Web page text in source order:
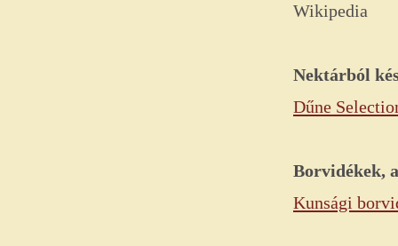
Wikipedia
Nektárból
Dűne
Borvidékek,
Kunsági